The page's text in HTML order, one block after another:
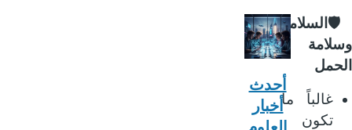
السلامة
غالباً ما
تكون
أحدث
أخبار